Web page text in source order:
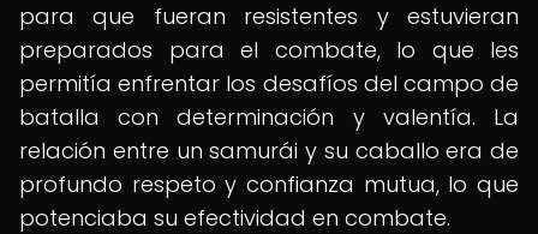
para que fueran resistentes y estuvieran
preparados para el combate, lo que les
permitía enfrentar los desafíos del campo de
batalla con determinación y valentía. La
relación entre un samurái y su caballo era de
profundo respeto y confianza mutua, lo que
potenciaba su efectividad en combate.